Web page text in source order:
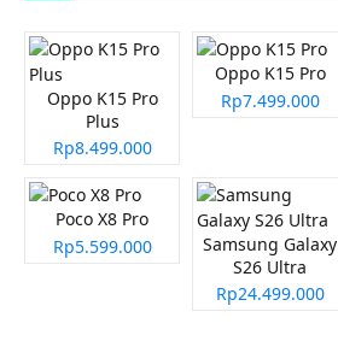
Oppo K15 Pro
Plus
Rp8.499.000
Oppo K15 Pro
Rp7.499.000
Poco X8 Pro
Rp5.599.000
Samsung Galaxy
S26 Ultra
Rp24.499.000